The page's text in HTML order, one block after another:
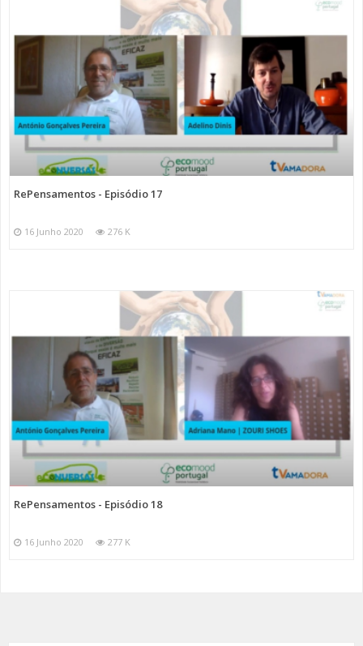
RePensamentos - Episódio 17
16 Junho 2020 276 K
RePensamentos - Episódio 18
16 Junho 2020 277 K